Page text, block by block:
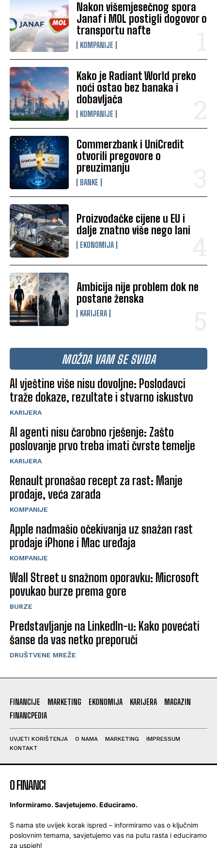
Nakon višemjesečnog spora
Janaf i MOL postigli dogovor o
transportu nafte
KOMPANIJE
Kako je Radiant World preko
noći ostao bez banaka i
dobavljača
KOMPANIJE
Commerzbank i UniCredit
otvorili pregovore o
preuzimanju
BANKE
Proizvođačke cijene u EU i
dalje znatno više nego lani
EKONOMIJA
Ambicija nije problem dok ne
postane ženska
KARIJERA
MOŽDA VAM SE SVIĐA
AI vještine više nisu dovoljne: Poslodavci
traže dokaze, rezultate i stvarno iskustvo
KARIJERA
AI agenti nisu čarobno rješenje: Zašto
poslovanje prvo treba imati čvrste temelje
KARIJERA
Renault pronašao recept za rast: Manje
prodaje, veća zarada
KOMPANIJE
Apple nadmašio očekivanja uz snažan rast
prodaje iPhone i Mac uređaja
KOMPANIJE
Wall Street u snažnom oporavku: Microsoft
povukao burze prema gore
BURZE
Predstavljanje na LinkedIn-u: Kako povećati
šanse da vas netko preporuči
DRUŠTVENE MREŽE
FINANCIJE MARKETING EKONOMIJA KARIJERA
MAGAZIN
FINANCPEDIA
UVJETI KORIŠTENJA O NAMA MARKETING
IMPRESSUM
KONTAKT
O FINANCI
Informiramo. Savjetujemo. Educiramo.
S nama ste uvijek korak ispred – informiramo vas o ključnim
poslovnim temama, savjetujemo vas na putu rasta i educiramo
za uspjeh!